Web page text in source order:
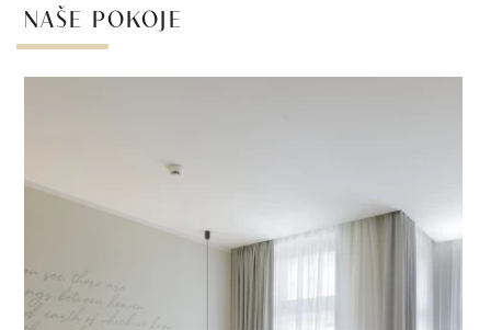
NAŠE POKOJE